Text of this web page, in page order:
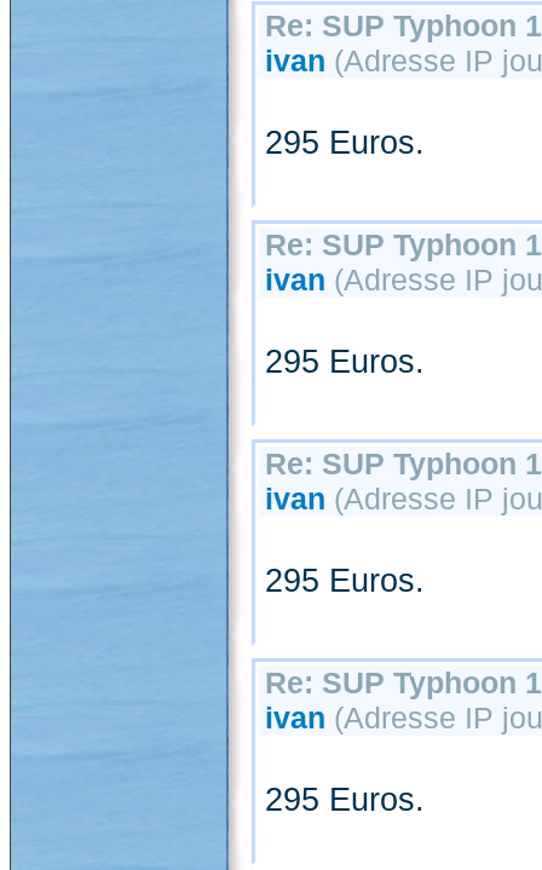
Re: SUP Typhoon
ivan (Adresse IP
295 Euros.
Re: SUP Typhoon
ivan (Adresse IP
295 Euros.
Re: SUP Typhoon
ivan (Adresse IP
295 Euros.
Re: SUP Typhoon
ivan (Adresse IP
295 Euros.